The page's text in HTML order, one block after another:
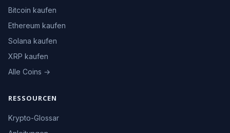
Bitcoin kaufen
Ethereum kaufen
Solana kaufen
XRP kaufen
Alle Coins →
RESSOURCEN
Krypto-Glossar